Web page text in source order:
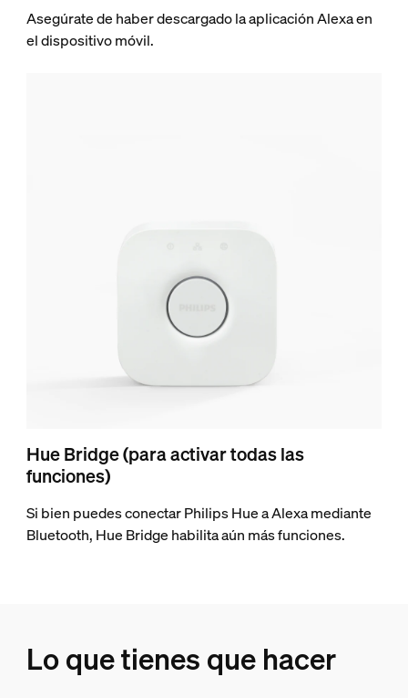
Asegúrate de haber descargado la aplicación Alexa en
el dispositivo móvil.
Hue Bridge (para activar todas las
funciones)
Si bien puedes conectar Philips Hue a Alexa mediante
Bluetooth, Hue Bridge habilita aún más funciones.
Lo que tienes que hacer